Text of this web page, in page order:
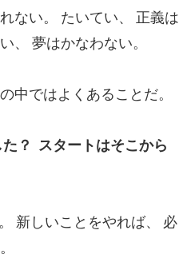
ない。
たいてい、 正義は
、 夢はかなわない。
中ではよくあることだ。
？
スタートはそこから
新しいことをやれば、
必